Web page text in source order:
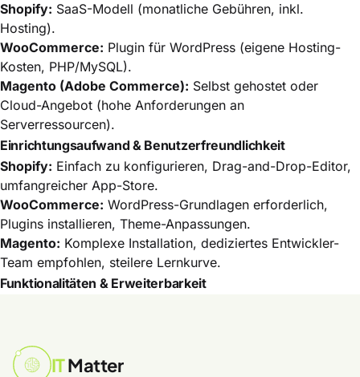
Shopify: SaaS-Modell (monatliche Gebühren, inkl.
Hosting).
WooCommerce: Plugin für WordPress (eigene Hosting-
Kosten, PHP/MySQL).
Magento (Adobe Commerce): Selbst gehostet oder
Cloud-Angebot (hohe Anforderungen an
Serverressourcen).
Einrichtungsaufwand & Benutzerfreundlichkeit
Shopify: Einfach zu konfigurieren, Drag-and-Drop-Editor,
umfangreicher App-Store.
WooCommerce: WordPress-Grundlagen erforderlich,
Plugins installieren, Theme-Anpassungen.
Magento: Komplexe Installation, dediziertes Entwickler-
Team empfohlen, steilere Lernkurve.
Funktionalitäten & Erweiterbarkeit
ITMatter